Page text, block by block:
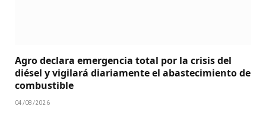
Agro declara emergencia total por la crisis del
diésel y vigilará diariamente el abastecimiento de
combustible
04/08/2026